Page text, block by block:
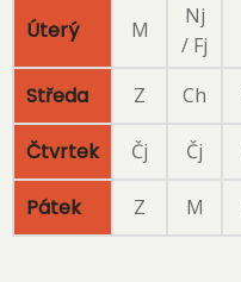
Úterý M
Nj
/ Fj
Středa Z Ch
Čtvrtek Čj Čj
Pátek Z M